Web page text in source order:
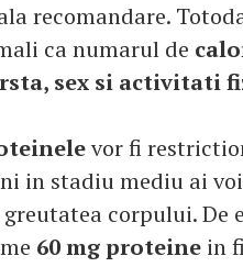
recomandare.
ca numarul de
sex si activitati
vor fi
in stadiu mediu ai
corpului. De
60 mg proteine in